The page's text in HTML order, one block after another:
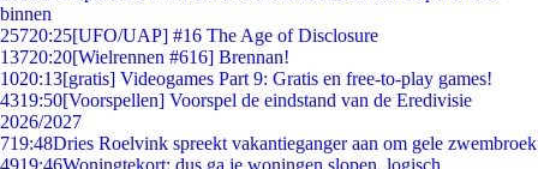
binnen
25720:25[UFO/UAP] #16 The Age of Disclosure
13720:20[Wielrennen #616] Brennan!
1020:13[gratis] Videogames Part 9: Gratis en free-to-play games!
4319:50[Voorspellen] Voorspel de eindstand van de Eredivisie
2026/2027
719:48Dries Roelvink spreekt vakantieganger aan om gele zwembroek
4919:46Woningtekort: dus ga je woningen slopen, logisch